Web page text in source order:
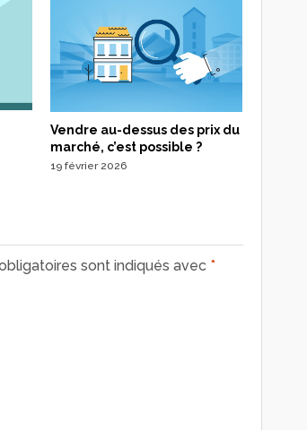
Vendre au-dessus des prix du
marché, c’est possible ?
19 février 2026
sont indiqués avec *